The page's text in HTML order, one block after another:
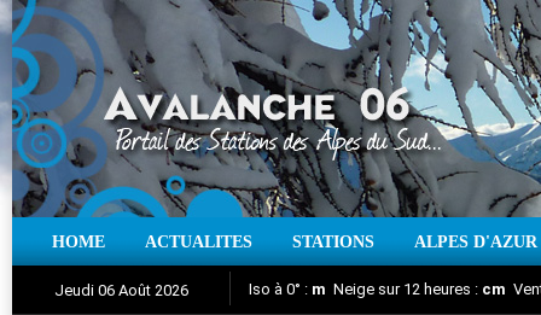
HOME ACTUALITES STATIONS ALPES D'AZUR
Jeudi 06 Août 2026 Iso à 0° : m Neige sur 12 heures : cm